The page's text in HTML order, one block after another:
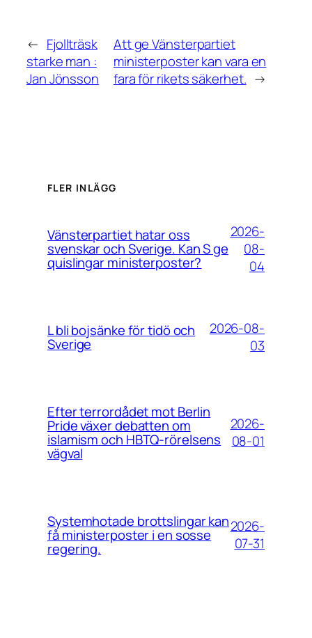
← Fjollträsk
starke man :
Jan Jönsson
Att ge Vänsterpartiet
ministerposter kan vara en
fara för rikets säkerhet. →
FLER INLÄGG
Vänsterpartiet hatar oss
svenskar och Sverige. Kan S ge
quislingar ministerposter?
2026-
08-
04
L bli bojsänke för tidö och
Sverige
2026-08-
03
Efter terrordådet mot Berlin
Pride växer debatten om
islamism och HBTQ-rörelsens
vägval
2026-
08-01
Systemhotade brottslingar kan
få ministerposter i en sosse
regering.
2026-
07-31